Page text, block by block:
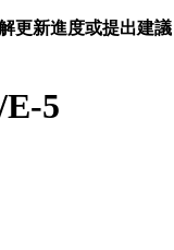
更新進度或提出建議
5